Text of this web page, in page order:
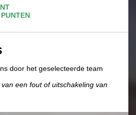
door het geselecteerde team
een fout of uitschakeling van